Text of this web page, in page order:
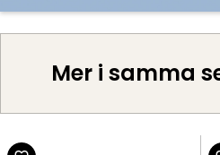
Mer i samma